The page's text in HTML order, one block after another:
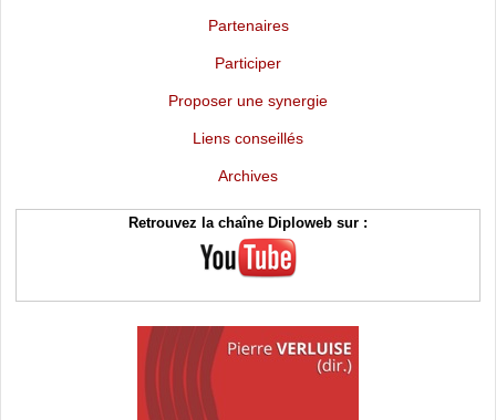
Partenaires
Participer
Proposer une synergie
Liens conseillés
Archives
Retrouvez la chaîne Diploweb sur :